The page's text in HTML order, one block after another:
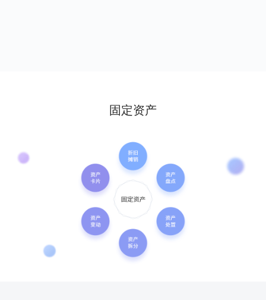
固定资产